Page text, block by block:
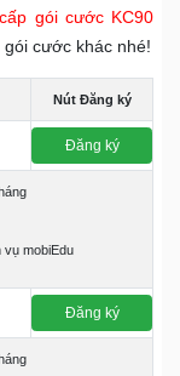
gói cước KC90
cước khác nhé!
Nút Đăng ký
Đăng ký
vụ mobiEdu
Đăng ký